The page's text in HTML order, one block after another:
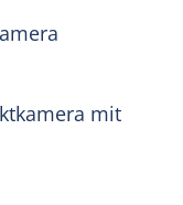
mit